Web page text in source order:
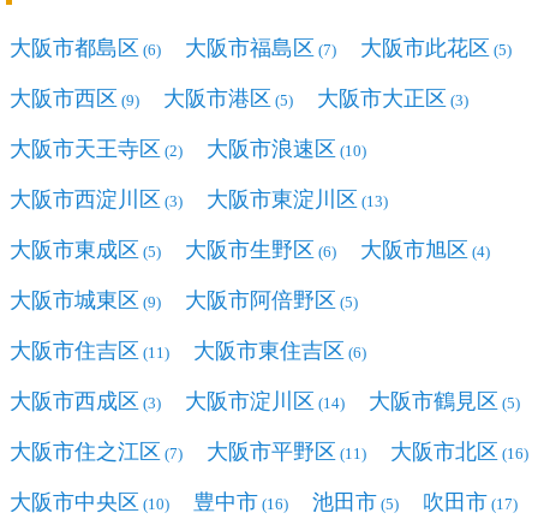
大阪市都島区 (6) 大阪市福島区 (7) 大阪市此花区 (5)
大阪市西区 (9) 大阪市港区 (5) 大阪市大正区 (3)
大阪市天王寺区 (2) 大阪市浪速区 (10)
大阪市西淀川区 (3) 大阪市東淀川区 (13)
大阪市東成区 (5) 大阪市生野区 (6) 大阪市旭区 (4)
大阪市城東区 (9) 大阪市阿倍野区 (5)
大阪市住吉区 (11) 大阪市東住吉区 (6)
大阪市西成区 (3) 大阪市淀川区 (14) 大阪市鶴見区 (5)
大阪市住之江区 (7) 大阪市平野区 (11) 大阪市北区 (16)
大阪市中央区 (10) 豊中市 (16) 池田市 (5) 吹田市 (17)